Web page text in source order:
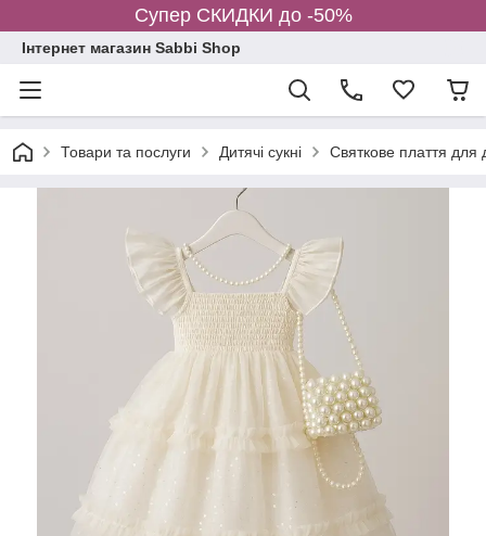
Супер СКИДКИ до -50%
Інтернет магазин Sabbi Shop
Товари та послуги Дитячі сукні Святкове плаття